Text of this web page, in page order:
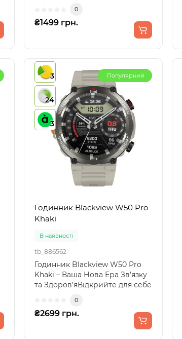
0
₴1499 грн.
3
24
3
Популярний
Годинник Blackview W50 Pro
Khaki
В наявності
tb_886562
Годинник Blackview W50 Pro
Khaki – Ваша Нова Ера Зв’язку
та Здоров’яВідкрийте для себе
0
₴2699 грн.